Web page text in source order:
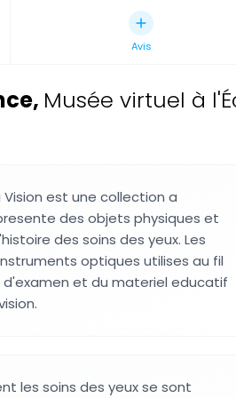
Avis
, Musée virtuel à
Vision est une collection a
des objets physiques et
des soins des yeux. Les
optiques utilises au fil
et du materiel educatif
les soins des yeux se sont